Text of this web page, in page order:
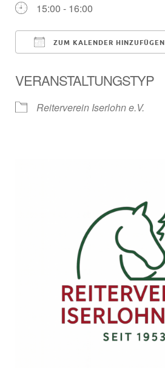
15:00 - 16:00
ZUM KALENDER HINZUFÜGEN
VERANSTALTUNGSTYP
Reiterverein Iserlohn e.V.